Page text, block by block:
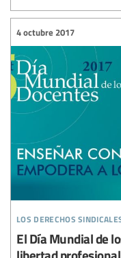
los derechos
4 octubre 2017
El Día Mundial de